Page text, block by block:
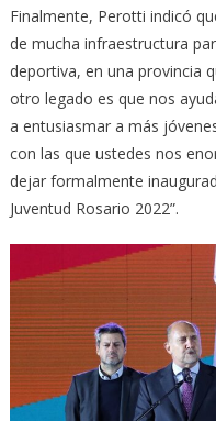
Finalmente, Perotti indicó
de mucha infraestructura
deportiva, en una provincia
otro legado es que nos
a entusiasmar a más
con las que ustedes nos
dejar formalmente
Juventud Rosario 2022”.